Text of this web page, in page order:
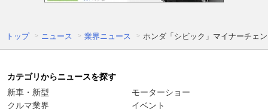
トップ ニュース 業界ニュース ホンダ「シビック」マイナーチェ
カテゴリからニュースを探す
新車・新型
クルマ業界
モーターショー
イベント